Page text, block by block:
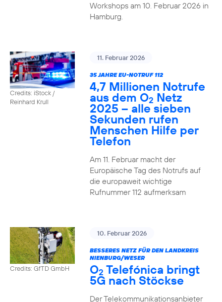
Workshops am 10. Februar 2026 in
Hamburg.
Credits: iStock /
Reinhard Krull
11. Februar 2026
35 JAHRE EU-NOTRUF 112
4,7 Millionen Notrufe
aus dem O2 Netz
2025 – alle sieben
Sekunden rufen
Menschen Hilfe per
Telefon
Am 11. Februar macht der
Europäische Tag des Notrufs auf
die europaweit wichtige
Rufnummer 112 aufmerksam
Credits: GfTD GmbH
10. Februar 2026
BESSERES NETZ FÜR DEN LANDKREIS
NIENBURG/WESER
O2 Telefónica bringt
5G nach Stöckse
Der Telekommunikationsanbieter